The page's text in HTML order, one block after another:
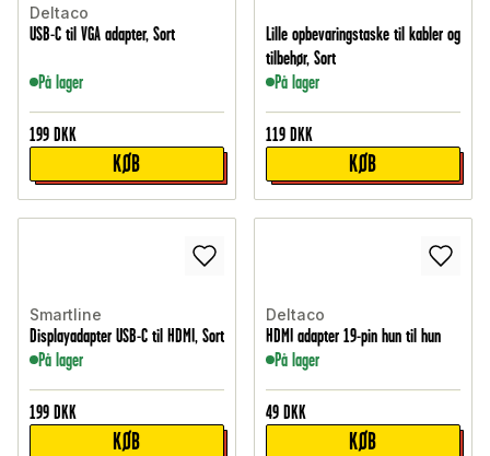
Deltaco
USB-C til VGA adapter, Sort
På lager
199 DKK
KØB
Lille opbevaringstaske til kabler og
tilbehør, Sort
På lager
119 DKK
KØB
Smartline
Displayadapter USB-C til HDMI, Sort
På lager
199 DKK
KØB
Deltaco
HDMI adapter 19-pin hun til hun
På lager
49 DKK
KØB